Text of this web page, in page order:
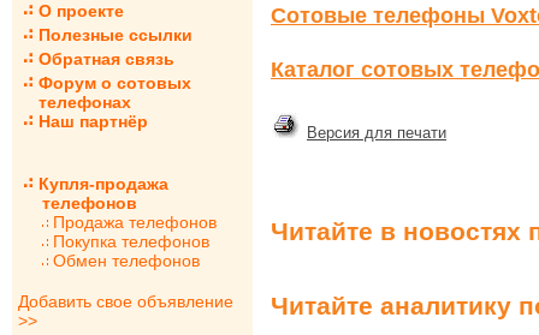
О проекте
Полезные ссылки
Обратная связь
Форум о сотовых
телефонах
Наш партнёр
Купля-продажа
телефонов
Продажа телефонов
Покупка телефонов
Обмен телефонов
Добавить свое объявление
>>
Сотовые телефоны
Каталог сотовых
Версия для печати
Читайте в новостях
Читайте аналитику